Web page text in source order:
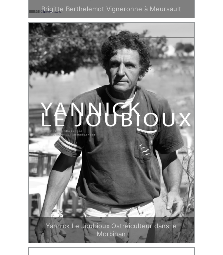
Brigitte Berthelemot Vigneronne à Meursault
Yannick Le Joubioux Ostréiculteur dans le
Morbihan